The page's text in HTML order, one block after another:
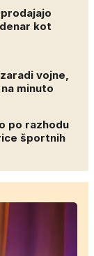
kot
vojne,
minuto
po razhodu
športnih